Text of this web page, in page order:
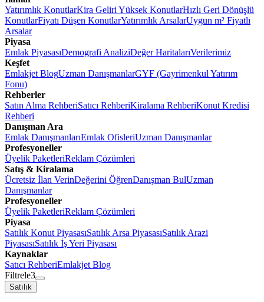
Yatırımlık KonutlarKira Geliri Yüksek KonutlarHızlı Geri Dönüşlü
KonutlarFiyatı Düşen KonutlarYatırımlık ArsalarUygun m² Fiyatlı
Arsalar
Piyasa
Emlak PiyasasıDemografi AnaliziDeğer HaritalarıVerilerimiz
Keşfet
Emlakjet BlogUzman DanışmanlarGYF (Gayrimenkul Yatırım
Fonu)
Rehberler
Satın Alma RehberiSatıcı RehberiKiralama RehberiKonut Kredisi
Rehberi
Danışman Ara
Emlak DanışmanlarıEmlak OfisleriUzman Danışmanlar
Profesyoneller
Üyelik PaketleriReklam Çözümleri
Satış & Kiralama
Ücretsiz İlan VerinDeğerini ÖğrenDanışman BulUzman
Danışmanlar
Profesyoneller
Üyelik PaketleriReklam Çözümleri
Piyasa
Satılık Konut PiyasasıSatılık Arsa PiyasasıSatılık Arazi
PiyasasıSatılık İş Yeri Piyasası
Kaynaklar
Satıcı RehberiEmlakjet Blog
Filtrele3
Satılık